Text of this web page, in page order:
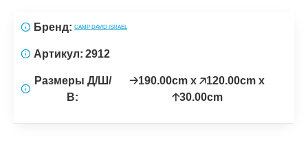
Бренд: CAMP DAVID ISRAEL
Артикул: 2912
Размеры Д/Ш/
В:
🡢190.00cm x 🡥120.00cm x
🡡30.00cm